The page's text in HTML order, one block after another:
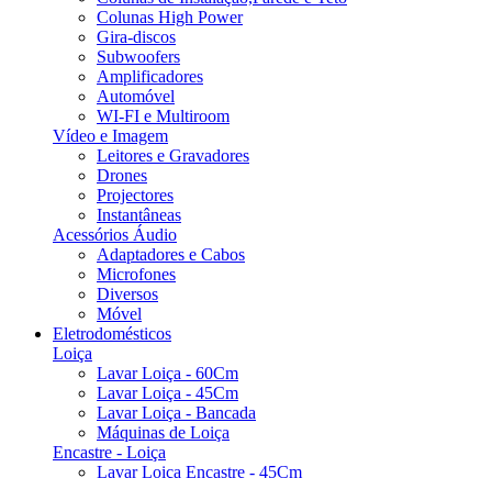
Colunas High Power
Gira-discos
Subwoofers
Amplificadores
Automóvel
WI-FI e Multiroom
Vídeo e Imagem
Leitores e Gravadores
Drones
Projectores
Instantâneas
Acessórios Áudio
Adaptadores e Cabos
Microfones
Diversos
Móvel
Eletrodomésticos
Loiça
Lavar Loiça - 60Cm
Lavar Loiça - 45Cm
Lavar Loiça - Bancada
Máquinas de Loiça
Encastre - Loiça
Lavar Loiça Encastre - 45Cm